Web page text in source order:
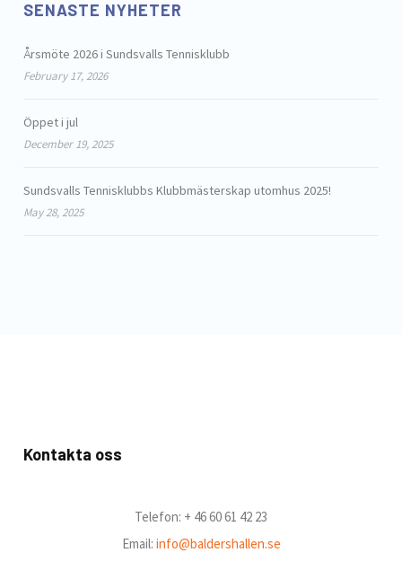
SENASTE NYHETER
Årsmöte 2026 i Sundsvalls Tennisklubb
February 17, 2026
Öppet i jul
December 19, 2025
Sundsvalls Tennisklubbs Klubbmästerskap utomhus 2025!
May 28, 2025
Kontakta oss
Telefon: + 46 60 61 42 23
Email: info@baldershallen.se